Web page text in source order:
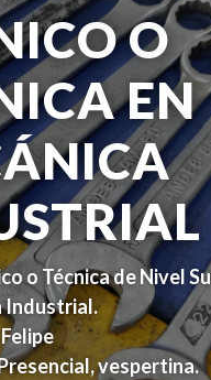
O
EN
o Técnica de Nivel
Industrial.
vespertina.